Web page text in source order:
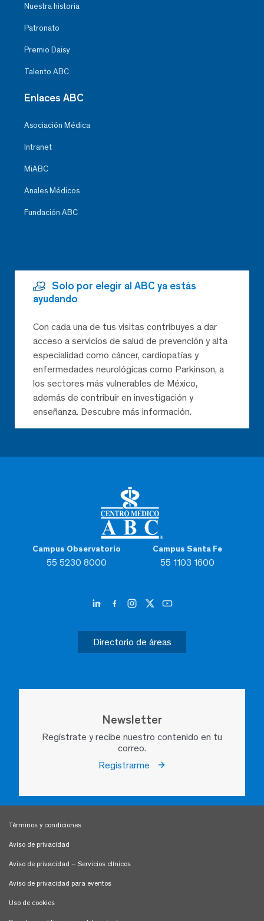
Campus Observatorio
55 5230 8000
Campus Santa Fe
55 1103 1600
Directorio de áreas
Newsletter
Regístrate y recibe nuestro contenido en tu
correo.
Registrarme
Nuestra historia
Patronato
Premio Daisy
Talento ABC
Enlaces ABC
Asociación Médica
Intranet
MiABC
Anales Médicos
Fundación ABC
Solo por elegir al ABC ya estás
ayudando
Con cada una de tus visitas contribuyes a dar
acceso a servicios de salud de prevención y alta
especialidad como cáncer, cardiopatías y
enfermedades neurológicas como Parkinson, a
los sectores más vulnerables de México,
además de contribuir en investigación y
enseñanza. Descubre más información.
Términos y condiciones
Aviso de privacidad
Aviso de privacidad – Servicios clínicos
Aviso de privacidad para eventos
Uso de cookies